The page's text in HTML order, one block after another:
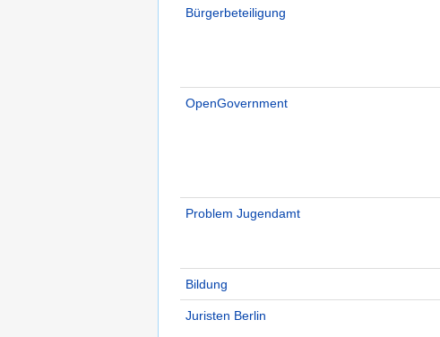
Bürgerbeteiligung
OpenGovernment
Problem Jugendamt
Bildung
Juristen Berlin